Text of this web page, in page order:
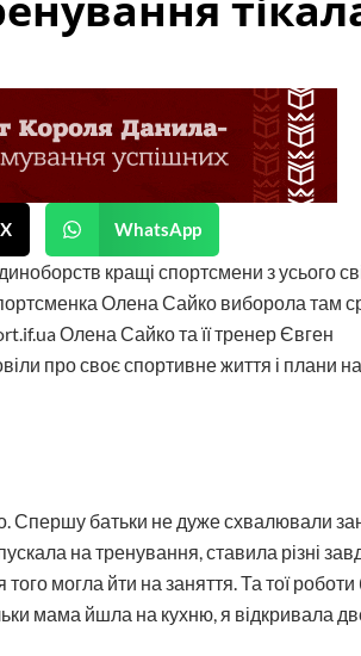
X WhatsApp
кращі спортсмени з усього
Олена Сайко виборола там
Олена Сайко та її тренер Євген
про своє спортивне життя і плани на
Спершу батьки не дуже схвалювали
на тренування, ставила різні
того могла йти на заняття. Та тої
мама йшла на кухню, я відкривала